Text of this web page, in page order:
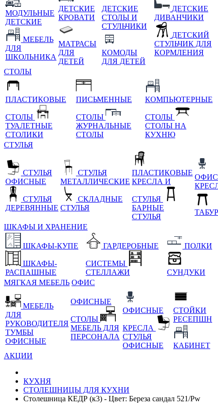
МОДУЛЬНЫЕ
ДЕТСКИЕ
МЕБЕЛЬ
ДЛЯ
ШКОЛЬНИКА
ДЕТСКИЕ
КРОВАТИ
МАТРАСЫ
ДЛЯ
ДЕТЕЙ
ДЕТСКИЕ
СТОЛЫ И
СТУЛЬЧИКИ
КОМОДЫ
ДЛЯ ДЕТЕЙ
ДЕТСКИЕ
ДИВАНЧИКИ
ДЕТСКИЙ
СТУЛЬЧИК ДЛЯ
КОРМЛЕНИЯ
СТОЛЫ
ПЛАСТИКОВЫЕ
СТОЛЫ
ТУАЛЕТНЫЕ
СТОЛИКИ
ПИСЬМЕННЫЕ
СТОЛЫ
ЖУРНАЛЬНЫЕ
СТОЛЫ
КОМПЬЮТЕРНЫЕ
СТОЛЫ
СТОЛЫ НА
КУХНЮ
СТУЛЬЯ
СТУЛЬЯ
ОФИСНЫЕ
СТУЛЬЯ
ДЕРЕВЯННЫЕ
СТУЛЬЯ
МЕТАЛЛИЧЕСКИЕ
СКЛАДНЫЕ
СТУЛЬЯ
ПЛАСТИКОВЫЕ
КРЕСЛА И
СТУЛЬЯ
БАРНЫЕ
СТУЛЬЯ
ШКАФЫ И ХРАНЕНИЕ
ШКАФЫ-КУПЕ
ШКАФЫ-
РАСПАШНЫЕ
ГАРДЕРОБНЫЕ
СИСТЕМЫ
СТЕЛЛАЖИ
ПОЛКИ
СУНДУКИ
МЯГКАЯ МЕБЕЛЬ ОФИС
МЕБЕЛЬ
ДЛЯ
РУКОВОДИТЕЛЯ
ТУМБЫ
ОФИСНЫЕ
ОФИСНЫЕ
СТОЛЫ
МЕБЕЛЬ ДЛЯ
ПЕРСОНАЛА
ОФИСНЫЕ
КРЕСЛА
СТУЛЬЯ
ОФИСНЫЕ
СТОЙКИ
РЕСЕПШН
КАБИНЕТ
АКЦИИ
КУХНЯ
СТОЛЕШНИЦЫ ДЛЯ КУХНИ
Столешница КЕДР (к3) - Цвет: Береза сандал 521/Pw